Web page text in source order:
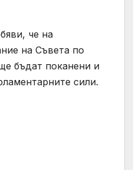
че на
на Съвета по
бъдат поканени и
сили.